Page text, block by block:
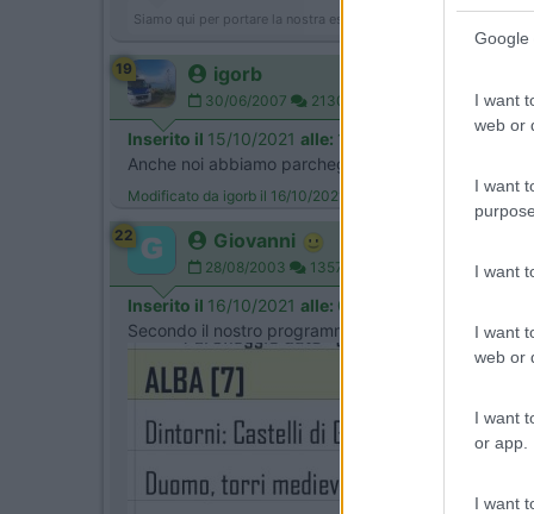
Google
I want
web or
I want
I want
I want
web or
I want
or app.
I want
Siamo qui per portare la nostra esperienza, non per avere
19 igorb
30/06/2007 2130
Inserito il 15/10/2021 alle: 16:49:39
Anche noi abbiamo parcheggiato in
Modificato da igorb il 16/10/2021 alle 18:09:38
22 Giovanni
28/08/2003 13571
Inserito il 16/10/2021 alle: 08:13:30
Secondo il nostro programmello, queste